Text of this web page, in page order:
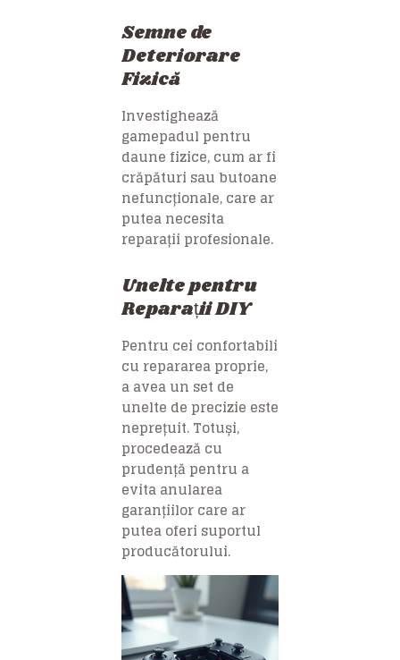
Semne de
Deteriorare
Fizică
Investighează
gamepadul pentru
daune fizice, cum ar fi
crăpături sau butoane
nefuncționale, care ar
putea necesita
reparații profesionale.
Unelte pentru
Reparații DIY
Pentru cei confortabili
cu repararea proprie,
a avea un set de
unelte de precizie este
neprețuit. Totuși,
procedează cu
prudență pentru a
evita anularea
garanțiilor care ar
putea oferi suportul
producătorului.